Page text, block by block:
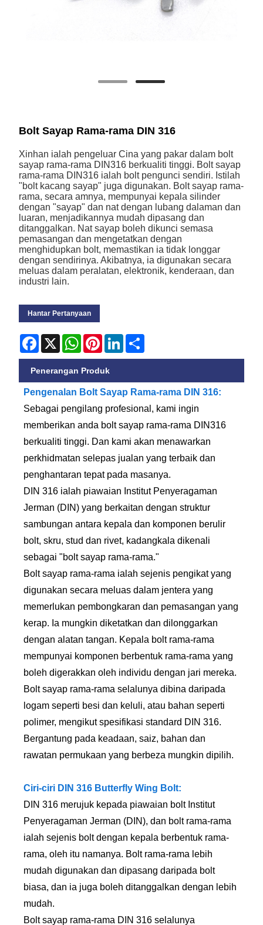
Bolt Sayap Rama-rama DIN 316
Xinhan ialah pengeluar Cina yang pakar dalam bolt
sayap rama-rama DIN316 berkualiti tinggi. Bolt sayap
rama-rama DIN316 ialah bolt pengunci sendiri. Istilah
"bolt kacang sayap" juga digunakan. Bolt sayap rama-
rama, secara amnya, mempunyai kepala silinder
dengan "sayap" dan nat dengan lubang dalaman dan
luaran, menjadikannya mudah dipasang dan
ditanggalkan. Nat sayap boleh dikunci semasa
pemasangan dan mengetatkan dengan
menghidupkan bolt, memastikan ia tidak longgar
dengan sendirinya. Akibatnya, ia digunakan secara
meluas dalam peralatan, elektronik, kenderaan, dan
industri lain.
Hantar Pertanyaan
Facebook
X WhatsApp
PinterestLinkedIn
Penerangan Produk
Pengenalan Bolt Sayap Rama-rama DIN 316:
Sebagai pengilang profesional, kami ingin
memberikan anda bolt sayap rama-rama DIN316
berkualiti tinggi. Dan kami akan menawarkan
perkhidmatan selepas jualan yang terbaik dan
penghantaran tepat pada masanya.
DIN 316 ialah piawaian Institut Penyeragaman
Jerman (DIN) yang berkaitan dengan struktur
sambungan antara kepala dan komponen berulir
bolt, skru, stud dan rivet, kadangkala dikenali
sebagai "bolt sayap rama-rama."
Bolt sayap rama-rama ialah sejenis pengikat yang
digunakan secara meluas dalam jentera yang
memerlukan pembongkaran dan pemasangan yang
kerap. Ia mungkin diketatkan dan dilonggarkan
dengan alatan tangan. Kepala bolt rama-rama
mempunyai komponen berbentuk rama-rama yang
boleh digerakkan oleh individu dengan jari mereka.
Bolt sayap rama-rama selalunya dibina daripada
logam seperti besi dan keluli, atau bahan seperti
polimer, mengikut spesifikasi standard DIN 316.
Bergantung pada keadaan, saiz, bahan dan
rawatan permukaan yang berbeza mungkin dipilih.
Ciri-ciri DIN 316 Butterfly Wing Bolt:
DIN 316 merujuk kepada piawaian bolt Institut
Penyeragaman Jerman (DIN), dan bolt rama-rama
ialah sejenis bolt dengan kepala berbentuk rama-
rama, oleh itu namanya. Bolt rama-rama lebih
mudah digunakan dan dipasang daripada bolt
biasa, dan ia juga boleh ditanggalkan dengan lebih
mudah.
Bolt sayap rama-rama DIN 316 selalunya